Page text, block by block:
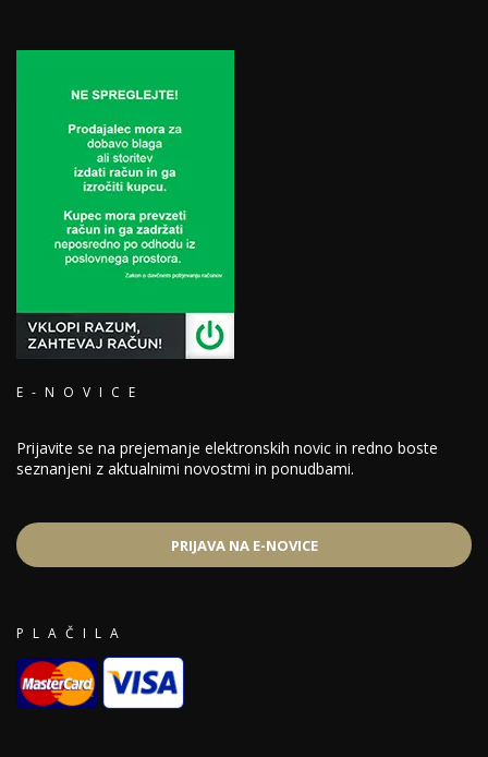
E-NOVICE
Prijavite se na prejemanje elektronskih novic in redno boste
seznanjeni z aktualnimi novostmi in ponudbami.
PRIJAVA NA E-NOVICE
PLAČILA